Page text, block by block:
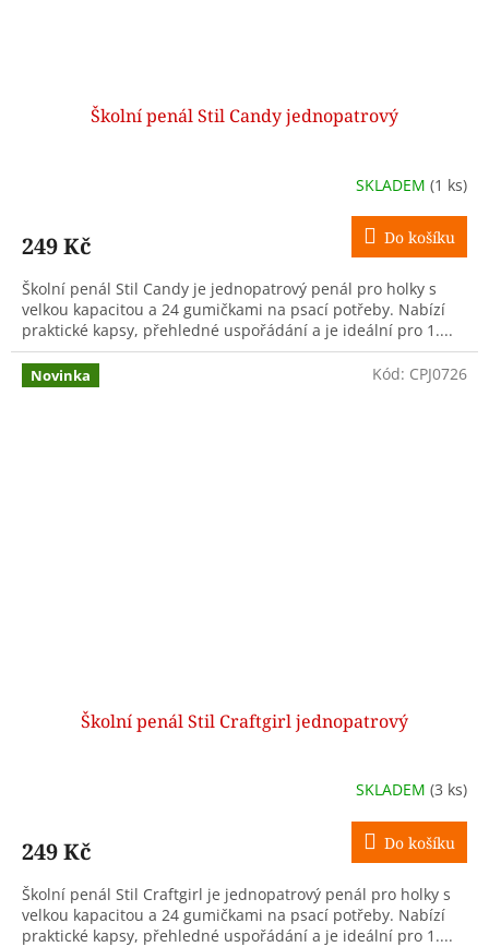
Školní penál Stil Candy jednopatrový
SKLADEM (1 ks)
249 Kč Do košíku
Školní penál Stil Candy je jednopatrový penál pro holky s
velkou kapacitou a 24 gumičkami na psací potřeby. Nabízí
praktické kapsy, přehledné uspořádání a je ideální pro 1....
Novinka
Školní penál Stil Craftgirl jednopatrový
SKLADEM (3 ks)
249 Kč Do košíku
Školní penál Stil Craftgirl je jednopatrový penál pro holky s
velkou kapacitou a 24 gumičkami na psací potřeby. Nabízí
praktické kapsy, přehledné uspořádání a je ideální pro 1....
Kód: CPJ0726